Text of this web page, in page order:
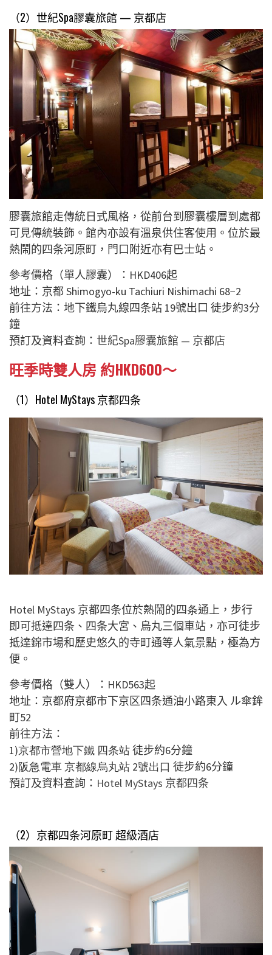
（2） 世紀Spa膠囊旅館 — 京都店
膠囊旅館走傳統日式風格，從前台到膠囊樓層到處都
可見傳統裝飾。館內亦設有溫泉供住客使用。位於最
熱鬧的四条河原町，門口附近亦有巴士站。
參考價格（單人膠囊）： HKD406起
地址：京都 Shimogyo-ku Tachiuri Nishimachi 68−2
前往方法：地下鐵烏丸線四条站 19號出口 徒步約3分
鐘
預訂及資料查詢： 世紀Spa膠囊旅館 — 京都店
旺季時雙人房 約HKD600～
（1） Hotel MyStays京都四条
Hotel MyStays 京都四条位於熱鬧的四条通上，步行
即可抵達四条、四条大宮、烏丸三個車站，亦可徒步
抵達錦市場和歷史悠久的寺町通等人氣景點，極為方
便。
參考價格（雙人）： HKD563起
地址：京都府京都市下京区四条通油小路東入 ル傘鉾
町52
前往方法：
1)京都市營地下鐵 四条站徒步約6分鐘
2)阪急電車 京都線烏丸站 2號出口 徒步約6分鐘
預訂及資料查詢： Hotel MyStays 京都四条
（2） 京都四条河原町 超級酒店